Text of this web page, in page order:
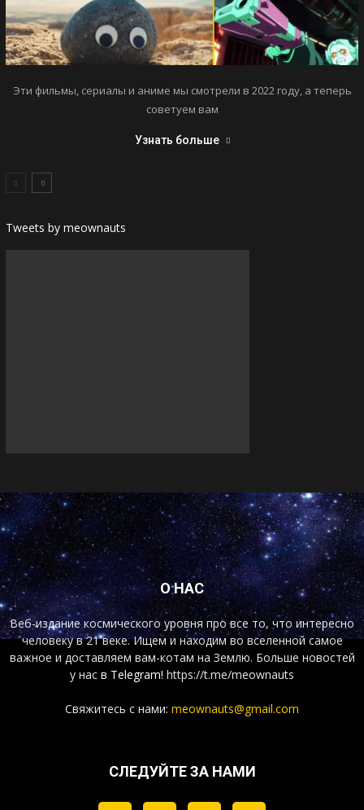
Эти фильмы, сериалы и аниме мы смотрели в 2022 году, а теперь
советуем вам
Узнать больше
Tweets by meownauts
О НАС
Веб-издание космического уровня про все то, что интересно
человеку в 21 веке. Ищем и находим во вселенной самое
важное и доставляем вам-котам на Землю. Больше новостей
у нас в Telegram! https://t.me/meownauts
Свяжитесь с нами: meownauts@gmail.com
СЛЕДУЙТЕ ЗА НАМИ